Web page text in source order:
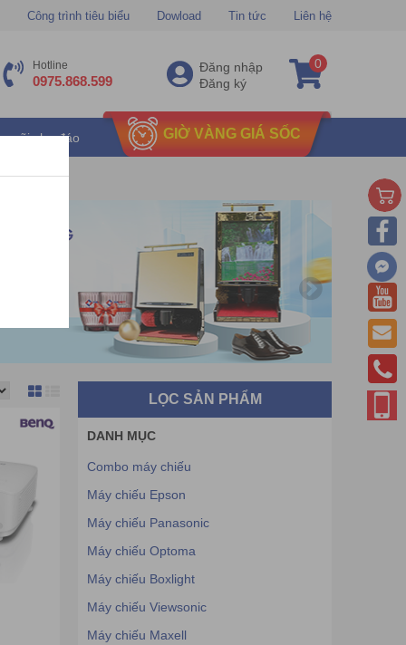
Công trình tiêu biểu Dowload Tin tức Liên hệ
Hotline
0975.868.599
Đăng nhập
Đăng ký
0
mãi chu đáo GIỜ VÀNG GIÁ SỐC
LỌC SẢN PHẨM
DANH MỤC
Combo máy chiếu
Máy chiếu Epson
Máy chiếu Panasonic
Máy chiếu Optoma
Máy chiếu Boxlight
Máy chiếu Viewsonic
Máy chiếu Maxell